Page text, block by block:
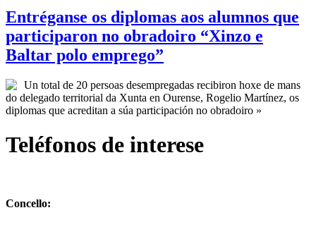
Entréganse os diplomas aos alumnos que
participaron no obradoiro “Xinzo e
Baltar polo emprego”
Un total de 20 persoas desempregadas recibiron hoxe de mans
do delegado territorial da Xunta en Ourense, Rogelio Martínez, os
diplomas que acreditan a súa participación no obradoiro »
Teléfonos de interese
Concello: